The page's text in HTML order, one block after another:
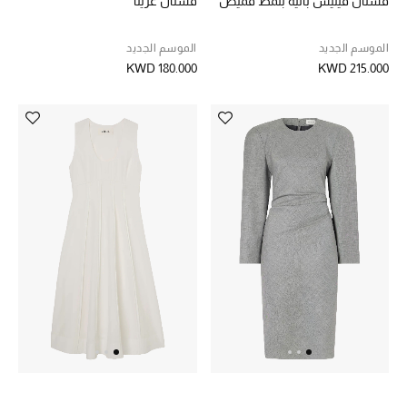
المكياج
مستحضرات العناية
مستحضرات الاستحمام والعناية بالجسم
العناية بالشعر
الصحة والعافية
الجمال في بلوميز
الموسم الجديد
KWD 215.000
الموسم الجديد
KWD 180.000